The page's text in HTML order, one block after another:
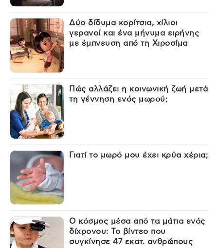
Δύο δίδυμα κορίτσια, χίλιοι
γερανοί και ένα μήνυμα ειρήνης
με έμπνευση από τη Χιροσίμα
Πώς αλλάζει η κοινωνική ζωή μετά
τη γέννηση ενός μωρού;
Γιατί το μωρό μου έχει κρύα χέρια;
Ο κόσμος μέσα από τα μάτια ενός
δίχρονου: Το βίντεο που
συγκίνησε 47 εκατ. ανθρώπους